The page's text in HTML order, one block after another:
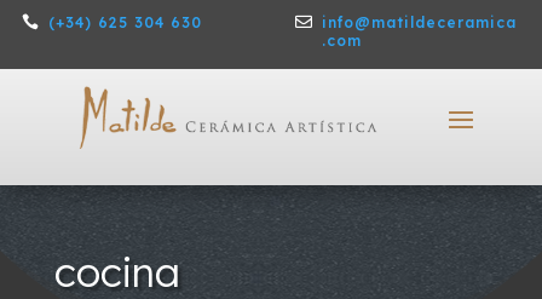
 (+34) 625 304 630 
info@matildeceramica
.com
cocina